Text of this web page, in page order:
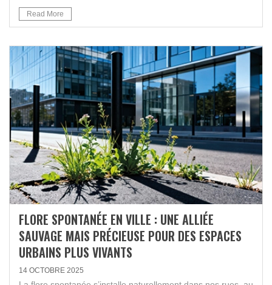
Read More
FLORE SPONTANÉE EN VILLE : UNE ALLIÉE
SAUVAGE MAIS PRÉCIEUSE POUR DES ESPACES
URBAINS PLUS VIVANTS
14 OCTOBRE 2025